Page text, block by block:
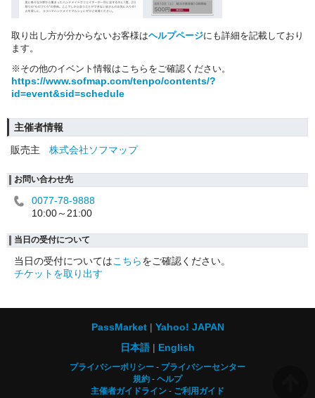
取り出し方が分からないお客様はヘルプページにも詳細を記載しており
ます。
※その他のイベント情報はこちらをご確認ください。
https://www.sofmap.com/tenpo/contents/?
id=event&sid=schedule
主催者情報
販売主
株式会社ソフマップ
お問い合わせ先
0077-78-9888
10:00～21:00
当日の受付について
当日の受付についてはこちらをご確認ください。
チケットを取り出す
PassMarket
Yahoo! JAPAN
日本語
English
プライバシーポリシー
プライバシーセンター
規約
ヘルプ
主催者ガイドライン
ご利用ガイド